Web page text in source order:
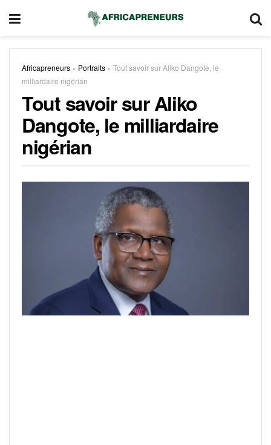
Africapreneurs » Portraits » Tout savoir sur Aliko Dangote, le
milliardaire nigérian
Tout savoir sur Aliko
Dangote, le milliardaire
nigérian